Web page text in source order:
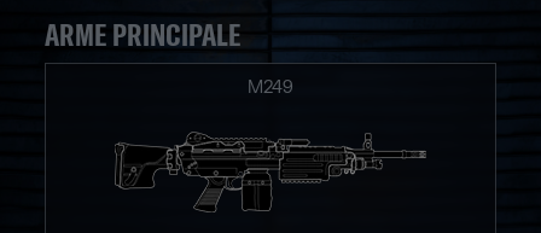
ARME PRINCIPALE
M249